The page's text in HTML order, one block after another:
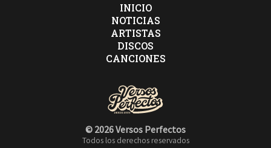
INICIO
NOTICIAS
ARTISTAS
DISCOS
CANCIONES
© 2026 Versos Perfectos
Todos los derechos reservados